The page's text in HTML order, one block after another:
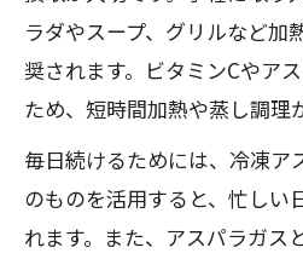
アスパラガスの栄
ート
脂肪燃焼と体づくり
スの効果
アスパラガスとタ
活用法
ラダやスープ、グリルなど加
奨されます。ビタミンCやア
ため、短時間加熱や蒸し調理
毎日続けるためには、冷凍ア
のものを活用すると、忙しい
れます。また、アスパラガス